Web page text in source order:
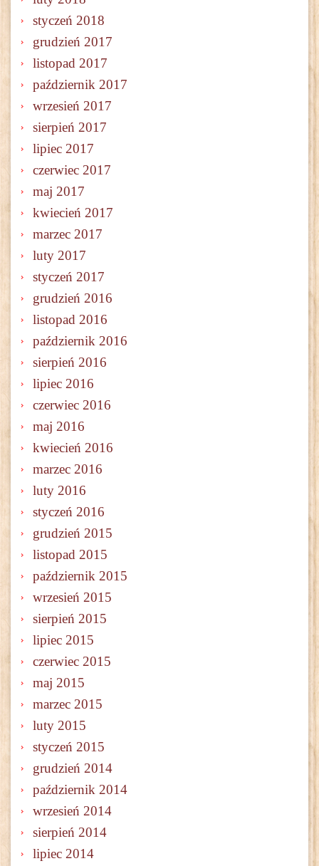
styczeń 2018
grudzień 2017
listopad 2017
październik 2017
wrzesień 2017
sierpień 2017
lipiec 2017
czerwiec 2017
maj 2017
kwiecień 2017
marzec 2017
luty 2017
styczeń 2017
grudzień 2016
listopad 2016
październik 2016
sierpień 2016
lipiec 2016
czerwiec 2016
maj 2016
kwiecień 2016
marzec 2016
luty 2016
styczeń 2016
grudzień 2015
listopad 2015
październik 2015
wrzesień 2015
sierpień 2015
lipiec 2015
czerwiec 2015
maj 2015
marzec 2015
luty 2015
styczeń 2015
grudzień 2014
październik 2014
wrzesień 2014
sierpień 2014
lipiec 2014